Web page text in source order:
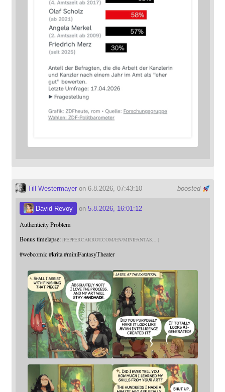
boosted
Till Westermayeron 6.8.2026, 07:43:10
David Revoy on 5.8.2026, 16:01:12
Authenticity Problem
Bonus timelapse: PEPPERCARROT.COM/EN/MINIFANTAS
#webcomic #krita #miniFantasyTheater